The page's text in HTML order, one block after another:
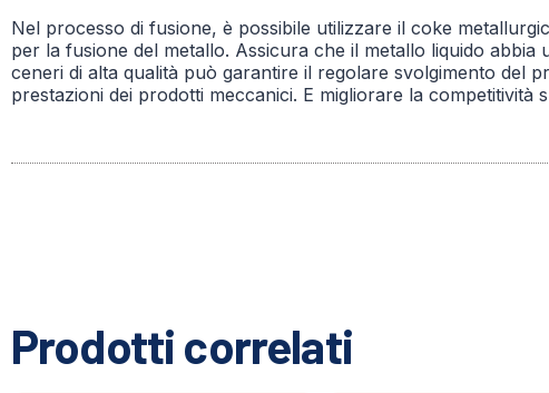
Nel processo di fusione, è possibile utilizzare il coke
per la fusione del metallo. Assicura che il metallo liquido
ceneri di alta qualità può garantire il regolare svolgimento del
prestazioni dei prodotti meccanici. E migliorare la
Prodotti correlati